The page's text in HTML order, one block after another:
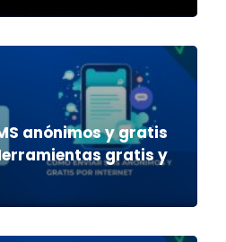
anónimos y gratis
gratis y